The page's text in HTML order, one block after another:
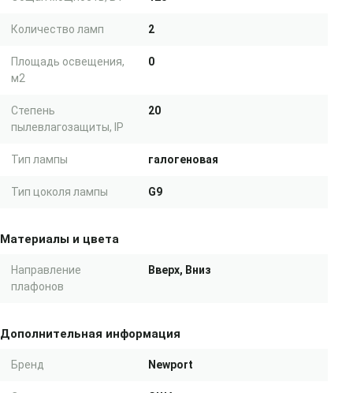
Количество ламп 2
Площадь освещения,
м2
0
Степень
пылевлагозащиты, IP
20
Тип лампы галогеновая
Тип цоколя лампы G9
Материалы и цвета
Направление
плафонов
Вверх, Вниз
Дополнительная информация
Бренд Newport